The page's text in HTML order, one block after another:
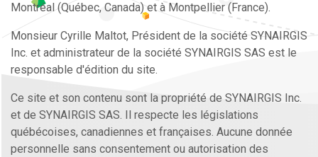
Montréal (Québec, Canada) et à Montpellier (France).
Monsieur Cyrille Maltot, Président de la société SYNAIRGIS
Inc. et administrateur de la société SYNAIRGIS SAS est le
responsable d'édition du site.
Ce site et son contenu sont la propriété de SYNAIRGIS Inc.
et de SYNAIRGIS SAS. Il respecte les législations
québécoises, canadiennes et françaises. Aucune donnée
personnelle sans consentement ou autorisation des